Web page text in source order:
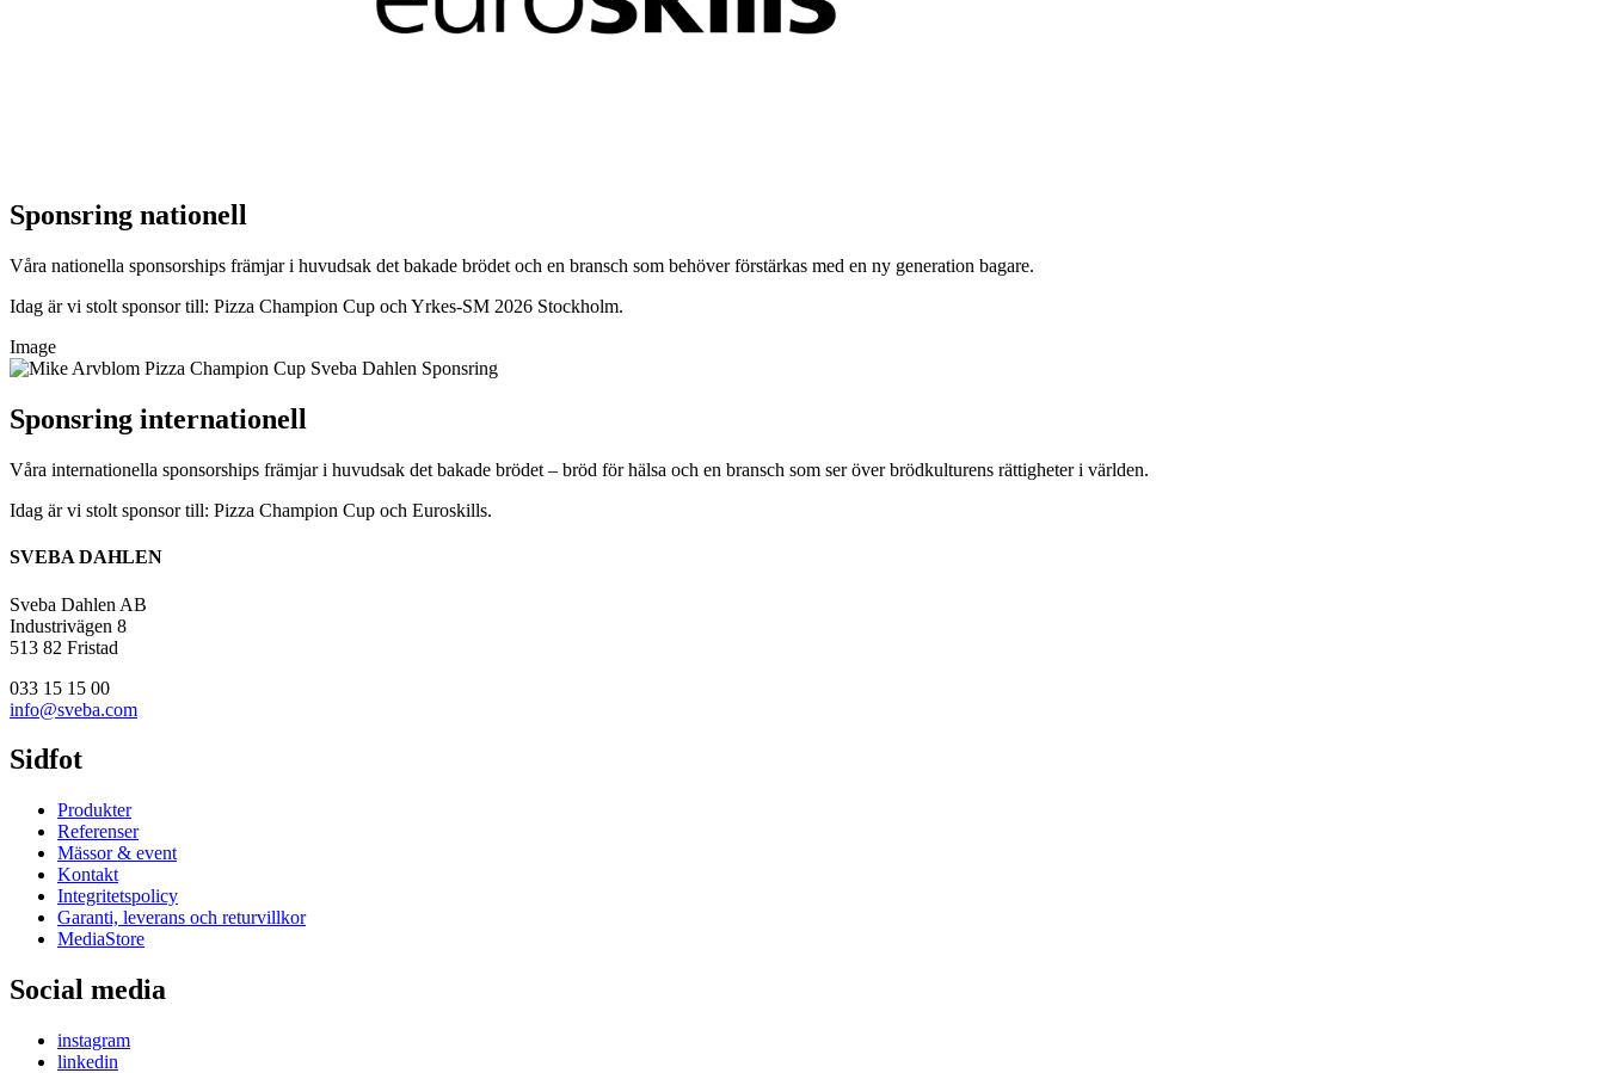
Sponsring nationell
Våra nationella sponsorships främjar i huvudsak det bakade brödet och en bransch som behöver förstärkas med en ny generation bagare.
Idag är vi stolt sponsor till: Pizza Champion Cup och Yrkes-SM 2026 Stockholm.
Image
Sponsring internationell
Våra internationella sponsorships främjar i huvudsak det bakade brödet – bröd för hälsa och en bransch som ser över brödkulturens rättigheter i världen.
Idag är vi stolt sponsor till: Pizza Champion Cup och Euroskills.
SVEBA DAHLEN
Sveba Dahlen AB
Industrivägen 8
513 82 Fristad
033 15 15 00
info@sveba.com
Sidfot
Produkter
Referenser
Mässor & event
Kontakt
Integritetspolicy
Garanti, leverans och returvillkor
MediaStore
Social media
instagram
linkedin